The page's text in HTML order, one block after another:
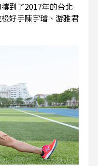
到了2017年的台北
好手陳宇璿、游雅君